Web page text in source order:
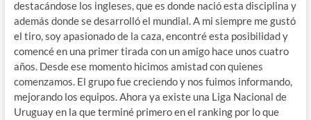
destacándose los ingleses, que es donde nació esta disciplina y
además donde se desarrolló el mundial. A mi siempre me gustó
el tiro, soy apasionado de la caza, encontré esta posibilidad y
comencé en una primer tirada con un amigo hace unos cuatro
años. Desde ese momento hicimos amistad con quienes
comenzamos. El grupo fue creciendo y nos fuimos informando,
mejorando los equipos. Ahora ya existe una Liga Nacional de
Uruguay en la que terminé primero en el ranking por lo que